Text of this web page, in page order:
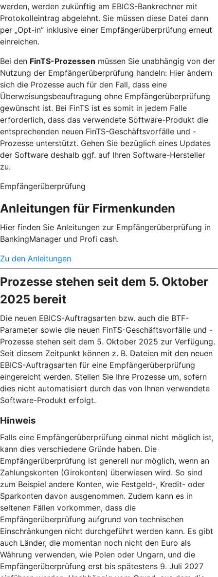
werden, werden zukünftig am EBICS-Bankrechner mit
Protokolleintrag abgelehnt. Sie müssen diese Datei dann
per „Opt-in” inklusive einer Empfängerüberprüfung erneut
einreichen.
Bei den FinTS-Prozessen müssen Sie unabhängig von der
Nutzung der Empfängerüberprüfung handeln: Hier ändern
sich die Prozesse auch für den Fall, dass eine
Überweisungsbeauftragung ohne Empfängerüberprüfung
gewünscht ist. Bei FinTS ist es somit in jedem Falle
erforderlich, dass das verwendete Software-Produkt die
entsprechenden neuen FinTS-Geschäftsvorfälle und -
Prozesse unterstützt. Gehen Sie bezüglich eines Updates
der Software deshalb ggf. auf Ihren Software-Hersteller
zu.
Empfängerüberprüfung
Anleitungen für Firmenkunden
Hier finden Sie Anleitungen zur Empfängerüberprüfung in
BankingManager und Profi cash.
Zu den Anleitungen
Prozesse stehen seit dem 5. Oktober
2025 bereit
Die neuen EBICS-Auftragsarten bzw. auch die BTF-
Parameter sowie die neuen FinTS-Geschäftsvorfälle und -
Prozesse stehen seit dem 5. Oktober 2025 zur Verfügung.
Seit diesem Zeitpunkt können z. B. Dateien mit den neuen
EBICS-Auftragsarten für eine Empfängerüberprüfung
eingereicht werden. Stellen Sie Ihre Prozesse um, sofern
dies nicht automatisiert durch das von Ihnen verwendete
Software-Produkt erfolgt.
Hinweis
Falls eine Empfängerüberprüfung einmal nicht möglich ist,
kann dies verschiedene Gründe haben. Die
Empfängerüberprüfung ist generell nur möglich, wenn an
Zahlungskonten (Girokonten) überwiesen wird. So sind
zum Beispiel andere Konten, wie Festgeld-, Kredit- oder
Sparkonten davon ausgenommen. Zudem kann es in
seltenen Fällen vorkommen, dass die
Empfängerüberprüfung aufgrund von technischen
Einschränkungen nicht durchgeführt werden kann. Es gibt
auch Länder, die momentan noch nicht den Euro als
Währung verwenden, wie Polen oder Ungarn, und die
Empfängerüberprüfung erst bis spätestens 9. Juli 2027